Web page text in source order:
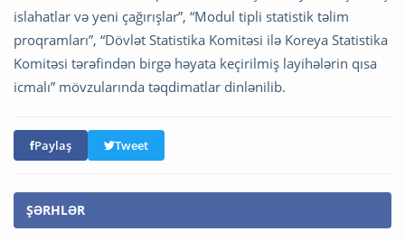
islahatlar və yeni çağırışlar”, “Modul tipli statistik təlim
proqramları”, “Dövlət Statistika Komitəsi ilə Koreya Statistika
Komitəsi tərəfindən birgə həyata keçirilmiş layihələrin qısa
icmalı” mövzularında təqdimatlar dinlənilib.
Paylaş Tweet
ŞƏRHLƏR